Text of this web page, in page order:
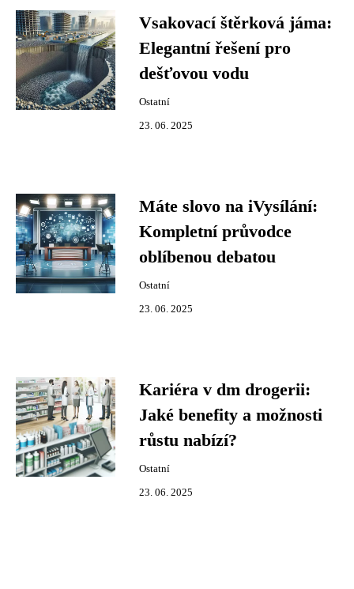
Vsakovací štěrková jáma:
Elegantní řešení pro
dešťovou vodu
Ostatní
23. 06. 2025
Máte slovo na iVysílání:
Kompletní průvodce
oblíbenou debatou
Ostatní
23. 06. 2025
Kariéra v dm drogerii:
Jaké benefity a možnosti
růstu nabízí?
Ostatní
23. 06. 2025